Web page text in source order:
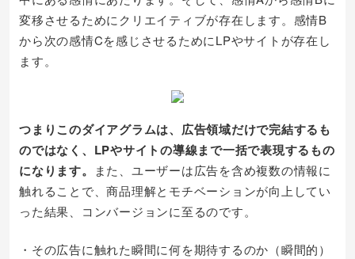
変移させるためにクリエイティブが存在します。感情B
から次の感情Cを感じさせるためにLPやサイトが存在し
ます。
つまりこのダイアグラムは、広告領域だけで完結するも
のではなく、LPやサイトの導線まで一括で表現するもの
になります。
また、ユーザーは広告を含め複数の情報に
触れることで、商品理解とモチベーションが向上してい
った結果、コンバージョンに至るのです。
・その広告に触れた瞬間に何を期待するのか（瞬間的）